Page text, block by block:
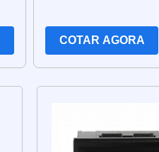
COTAR AGORA